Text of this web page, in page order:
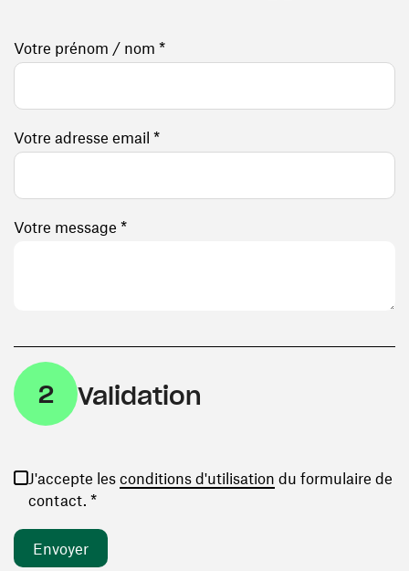
Votre prénom / nom *
Votre adresse email *
Votre message *
2 Validation
J'accepte les conditions d'utilisation (ouvre une
du formulaire de
contact. *